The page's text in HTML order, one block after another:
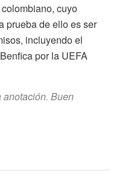
cuyo
prueba de ello es ser
incluyendo el
por la UEFA
anotación. Buen